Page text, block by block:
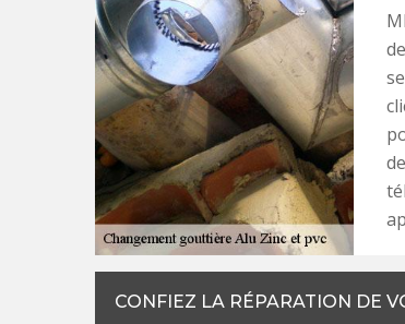
CONFIEZ LA RÉPARATION DE